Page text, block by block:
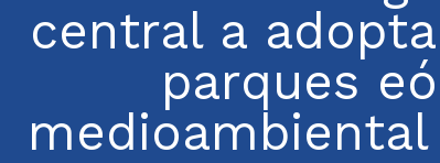
central a
parques